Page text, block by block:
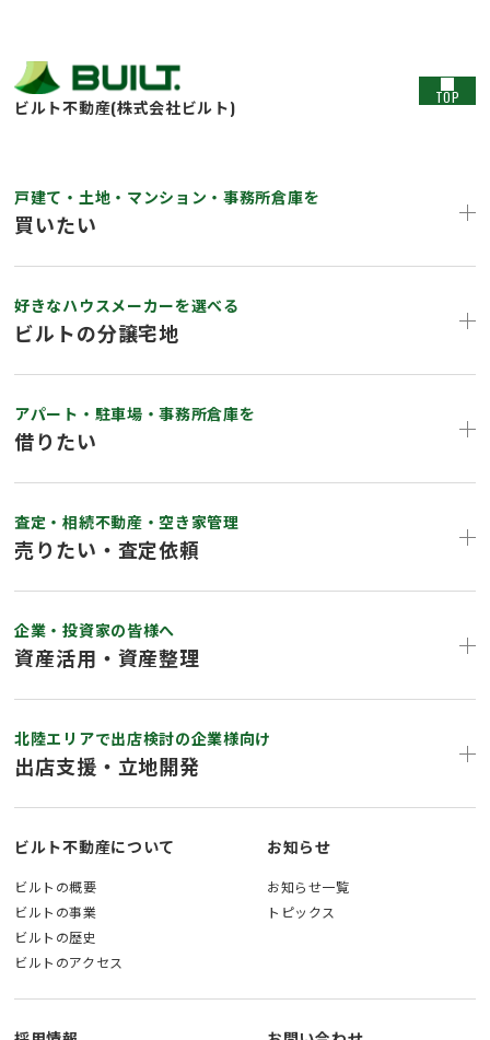
ビルト不動産(株式会社ビルト) TOP
戸建て・土地・マンション・事務所倉庫を
買いたい
好きなハウスメーカーを選べる
ビルトの分譲宅地
アパート・駐車場・事務所倉庫を
借りたい
査定・相続不動産・空き家管理
売りたい・査定依頼
企業・投資家の皆様へ
資産活用・資産整理
北陸エリアで出店検討の企業様向け
出店支援・立地開発
ビルト不動産について
ビルトの概要
ビルトの事業
ビルトの歴史
ビルトのアクセス
お知らせ
お知らせ一覧
トピックス